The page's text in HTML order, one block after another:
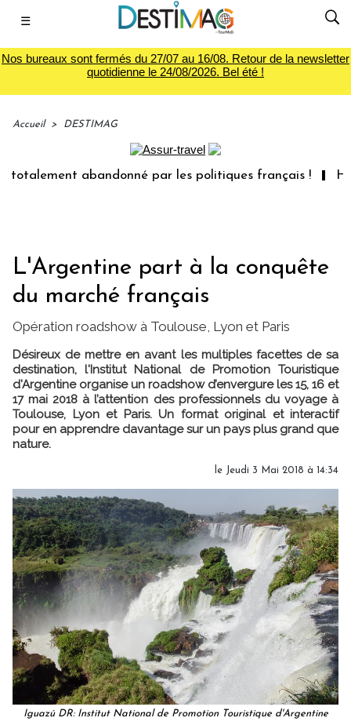
☰
Nos bureaux sont fermés du 27/07 au 16/08. Retour de la newsletter
quotidienne le 24/08/2026. Bel été !
Accueil > DESTIMAG
abandonné par les politiques français !
L'Argentine part à la conquête
du marché français
Opération roadshow à Toulouse, Lyon et Paris
Désireux de mettre en avant les multiples facettes de sa
destination, l'Institut National de Promotion Touristique
d'Argentine organise un roadshow d’envergure les 15, 16 et
17 mai 2018 à l’attention des professionnels du voyage à
Toulouse, Lyon et Paris. Un format original et interactif
pour en apprendre davantage sur un pays plus grand que
nature.
le Jeudi 3 Mai 2018 à 14:34
Iguazú DR: Institut National de Promotion Touristique d'Argentine